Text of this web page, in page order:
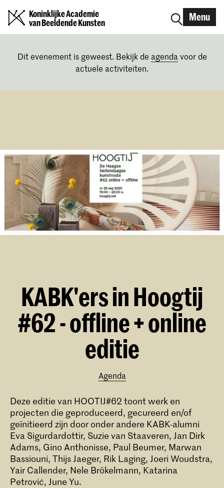
Koninklijke Academie
van Beeldende Kunsten
Menu
Dit evenement is geweest. Bekijk de agenda voor de
actuele activiteiten.
KABK'ers in Hoogtij
#62 - offline + online
editie
Agenda
Deze editie van HOOTIJ#62 toont werk en
projecten die geproduceerd, gecureerd en/of
geïnitieerd zijn door onder andere KABK-alumni
Eva Sigurdardottir, Suzie van Staaveren, Jan Dirk
Adams, Gino Anthonisse, Paul Beumer, Marwan
Bassiouni, Thijs Jaeger, Rik Laging, Joeri Woudstra,
Yair Callender, Nele Brökelmann, Katarina
Petrović, June Yu.